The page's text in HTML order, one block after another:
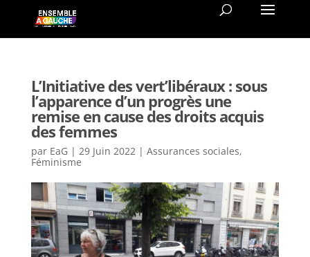
L’Initiative des vert’libéraux : sous
l’apparence d’un progrès une
remise en cause des droits acquis
des femmes
par EaG | 29 Juin 2022| Assurances sociales,
Féminisme